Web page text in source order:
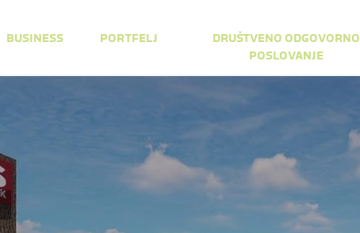
BUSINESS PORTFELJ
DRUŠTVENO ODGOVORNO
POSLOVANJE